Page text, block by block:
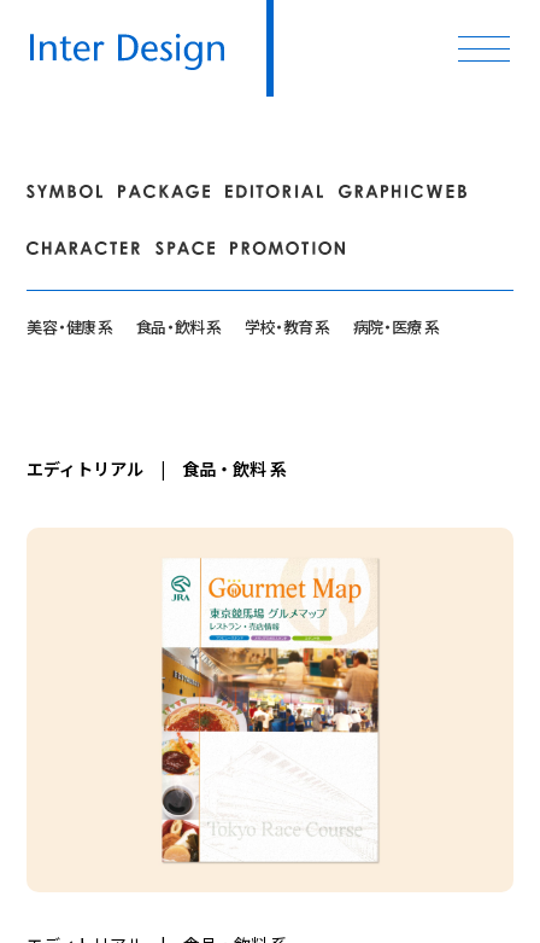
美容・健康 系 食品・飲料 系 学校・教育 系 病院・医療 系
エディトリアル | 食品・飲料 系